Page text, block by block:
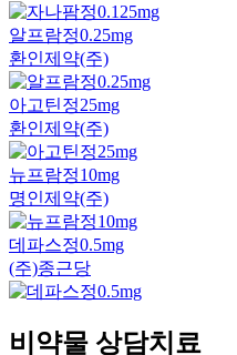
알프람정0.25mg
환인제약(주)
아고틴정25mg
환인제약(주)
뉴프람정10mg
명인제약(주)
데파스정0.5mg
(주)종근당
비약물 상담치료